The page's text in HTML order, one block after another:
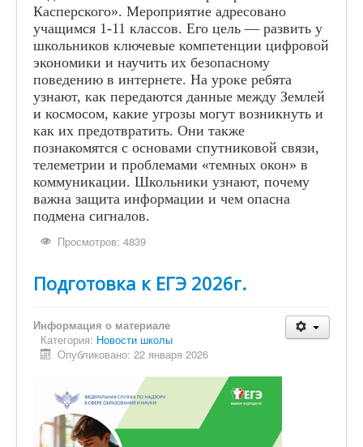
Касперского». Мероприятие адресовано
учащимся 1-11 классов. Его цель — развить у
школьников ключевые компетенции цифровой
экономики и научить их безопасному
поведению в интернете. На уроке ребята
узнают, как передаются данные между Землей
и космосом, какие угрозы могут возникнуть и
как их предотвратить. Они также
познакомятся с основами спутниковой связи,
телеметрии и проблемами «темных окон» в
коммуникации. Школьники узнают, почему
важна защита информации и чем опасна
подмена сигналов.
Просмотров: 4839
Подготовка к ЕГЭ 2026г.
Информация о материале
Категория: Новости школы
Опубликовано: 22 января 2026